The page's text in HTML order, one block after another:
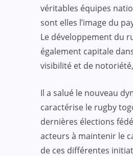
véritables équipes
sont elles l’image du
Le développement du
également capitale
visibilité et de
Il a salué le nouveau
caractérise le rugby
dernières élections
acteurs à maintenir le
de ces différentes